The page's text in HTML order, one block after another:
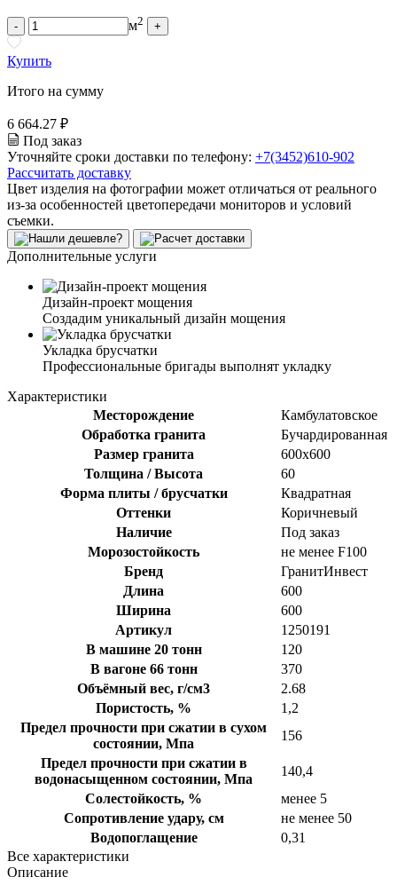
- м2 +
Купить
Итого на сумму
6 664.27 ₽
Под заказ
Уточняйте сроки доставки по телефону: +7(3452)610-902
Рассчитать доставку
Цвет изделия на фотографии может отличаться от реального
из-за особенностей цветопередачи мониторов и условий
съемки.
Дополнительные услуги
Дизайн-проект мощения
Создадим уникальный дизайн мощения
Укладка брусчатки
Профессиональные бригады выполнят укладку
Характеристики
Месторождение
Камбулатовское
Обработка гранита
Бучардированная
Размер гранита
600х600
Толщина / Высота
60
Форма плиты / брусчатки
Квадратная
Оттенки
Коричневый
Наличие
Под заказ
Морозостойкость
не менее F100
Бренд
ГранитИнвест
Длина
600
Ширина
600
Артикул
1250191
В машине 20 тонн
120
В вагоне 66 тонн
370
Объёмный вес, г/см3
2.68
Пористость, %
1,2
Предел прочности при сжатии в сухом
состоянии, Мпа
156
Предел прочности при сжатии в
водонасыщенном состоянии, Мпа
140,4
Солестойкость, %
менее 5
Сопротивление удару, см
не менее 50
Водопоглащение
0,31
Все характеристики
Описание